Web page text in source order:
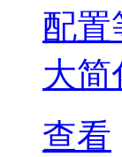
配置
大简
查看